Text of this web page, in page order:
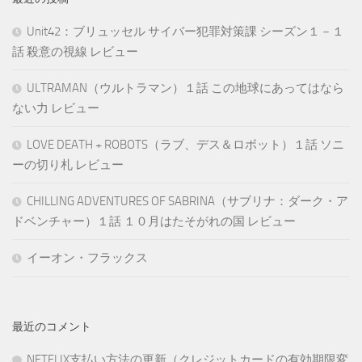
Unit42：ブリュッセル サイバー犯罪対策課 シーズン１－１
話 殺意の視線 レビュー
ULTRAMAN（ウルトラマン）１話 この地球にあってはなら
ない力 レビュー
LOVE DEATH + ROBOTS（ラブ、デス＆ロボット）１話 ソニ
ーの切り札 レビュー
CHILLING ADVENTURES OF SABRINA（サブリナ：ダーク・ア
ドベンチャー）１話 １０月はたそがれの国 レビュー
イーオン・フラックス
最近のコメント